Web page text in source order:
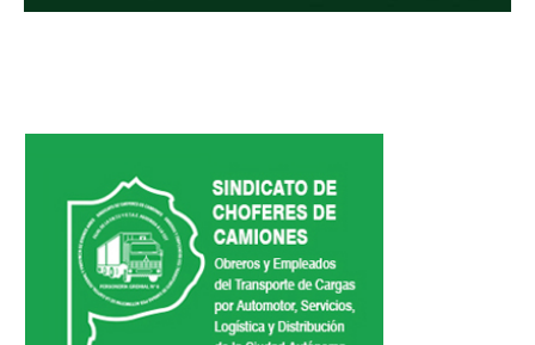
Inscripción y reempadronamiento
Hoteles y cabañas
Campings y recreos
Viaje de bodas